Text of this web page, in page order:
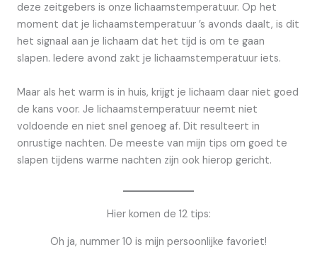
deze zeitgebers is onze lichaamstemperatuur. Op het
moment dat je lichaamstemperatuur ’s avonds daalt, is dit
het signaal aan je lichaam dat het tijd is om te gaan
slapen. Iedere avond zakt je lichaamstemperatuur iets.
Maar als het warm is in huis, krijgt je lichaam daar niet goed
de kans voor. Je lichaamstemperatuur neemt niet
voldoende en niet snel genoeg af. Dit resulteert in
onrustige nachten. De meeste van mijn tips om goed te
slapen tijdens warme nachten zijn ook hierop gericht.
Hier komen de 12 tips:
Oh ja, nummer 10 is mijn persoonlijke favoriet!